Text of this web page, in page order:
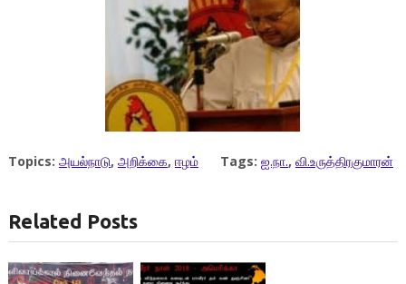
Topics: அயல்நாடு, அறிக்கை, ஈழம் Tags: ஐ.நா., வி.உருத்திரகுமாரன்
Related Posts